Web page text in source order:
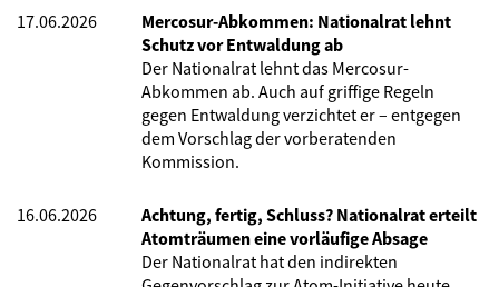
17.06.2026
Mercosur-Abkommen: Nationalrat lehnt
Schutz vor Entwaldung ab
Der Nationalrat lehnt das Mercosur-
Abkommen ab. Auch auf griffige Regeln
gegen Entwaldung verzichtet er – entgegen
dem Vorschlag der vorberatenden
Kommission.
16.06.2026
Achtung, fertig, Schluss? Nationalrat erteilt
Atomträumen eine vorläufige Absage
Der Nationalrat hat den indirekten